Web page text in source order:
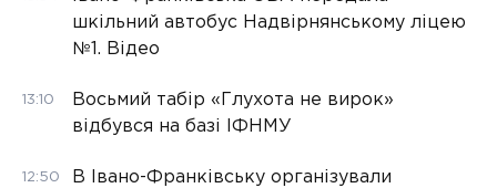
шкільний автобус Надвірнянському ліцею
№1. Відео
13:10
Восьмий табір «Глухота не вирок»
відбувся на базі ІФНМУ
12:50
В Івано-Франківську організували